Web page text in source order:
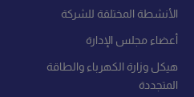
الأنشطة المختلقة للشركة
أعضاء مجلس الإدارة
هيكل وزارة الكهرباء والطاقة
المتجددة